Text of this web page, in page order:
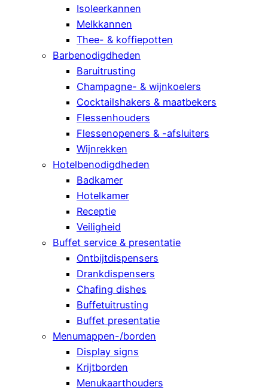
Isoleerkannen
Melkkannen
Thee- & koffiepotten
Barbenodigdheden
Baruitrusting
Champagne- & wijnkoelers
Cocktailshakers & maatbekers
Flessenhouders
Flessenopeners & -afsluiters
Wijnrekken
Hotelbenodigdheden
Badkamer
Hotelkamer
Receptie
Veiligheid
Buffet service & presentatie
Ontbijtdispensers
Drankdispensers
Chafing dishes
Buffetuitrusting
Buffet presentatie
Menumappen-/borden
Display signs
Krijtborden
Menukaarthouders